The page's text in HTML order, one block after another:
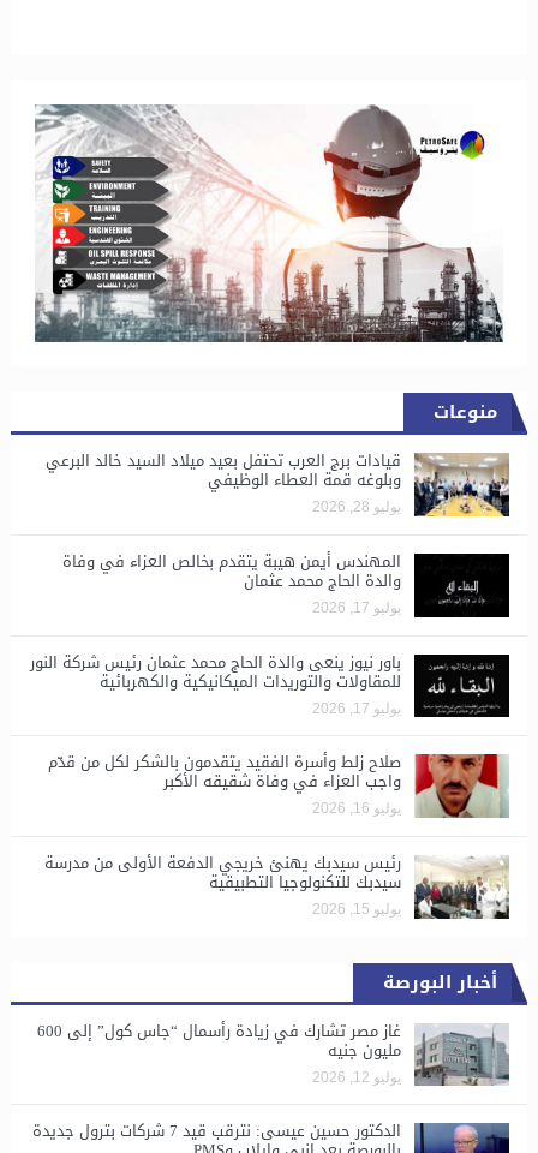
منوعات
قيادات برج العرب تحتفل بعيد ميلاد السيد خالد البرعي
وبلوغه قمة العطاء الوظيفي
يوليو 28, 2026
المهندس أيمن هيبة يتقدم بخالص العزاء في وفاة
والدة الحاج محمد عثمان
يوليو 17, 2026
باور نيوز ينعى والدة الحاج محمد عثمان رئيس شركة النور
للمقاولات والتوريدات الميكانيكية والكهربائية
يوليو 17, 2026
صلاح زلط وأسرة الفقيد يتقدمون بالشكر لكل من قدّم
واجب العزاء في وفاة شقيقه الأكبر
يوليو 16, 2026
رئيس سيدبك يهنئ خريجي الدفعة الأولى من مدرسة
سيدبك للتكنولوجيا التطبيقية
يوليو 15, 2026
أخبار البورصة
غاز مصر تشارك في زيادة رأسمال “جاس كول” إلى 600
مليون جنيه
يوليو 12, 2026
الدكتور حسين عيسى: نترقب قيد 7 شركات بترول جديدة